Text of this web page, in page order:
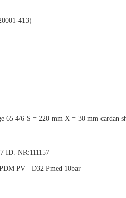
413)
65 4/6 S = 220 mm X = 30 mm cardan
ID.-NR:111157
PV D32 Pmed 10bar